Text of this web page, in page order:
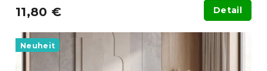
11,80 € Detail
Neuheit